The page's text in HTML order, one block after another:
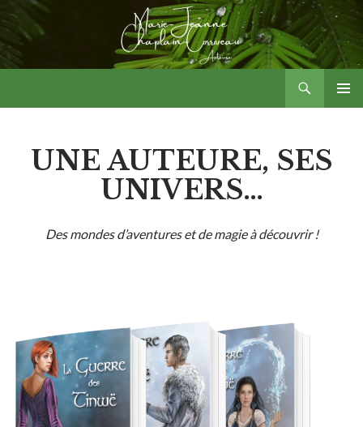
au
contenu
Marie-Jeanne Chaplain-Corriveau – Auteure
UNE AUTEURE, SES
UNIVERS…
Des mondes d’aventures et de magie à découvrir !